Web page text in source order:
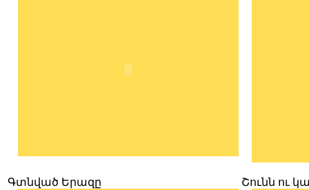
Գտնված Երազը Շունն ու